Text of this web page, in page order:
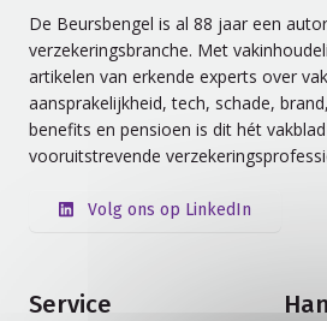
De Beursbengel is al 88 jaar een
verzekeringsbranche. Met
artikelen van erkende experts over
aansprakelijkheid, tech, schade,
benefits en pensioen is dit hét
vooruitstrevende
Volg ons op LinkedIn
Service